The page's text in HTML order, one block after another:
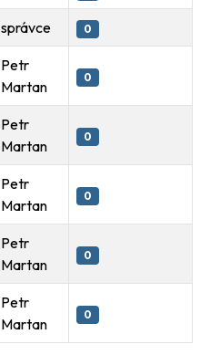
správce 0
Petr
Martan
0
Petr
Martan
0
Petr
Martan
0
Petr
Martan
0
Petr
Martan
0